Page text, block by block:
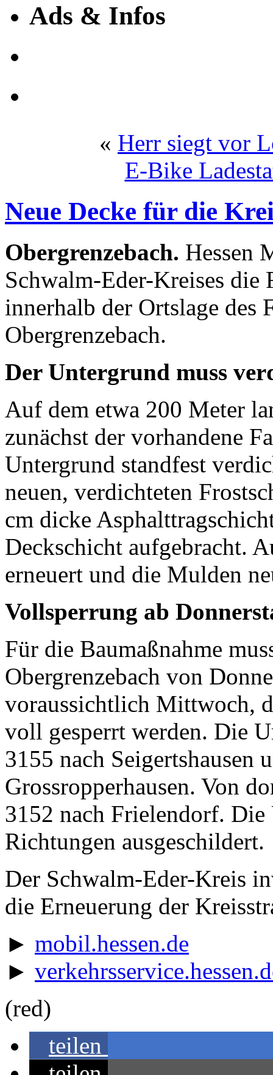
Ads & Infos
« Herr siegt vor
E-Bike
Neue Decke für die
Obergrenzebach. Hessen
Schwalm-Eder-Kreises die
innerhalb der Ortslage des
Obergrenzebach.
Der Untergrund muss
Auf dem etwa 200 Meter
zunächst der vorhandene
Untergrund standfest
neuen, verdichteten
cm dicke
Deckschicht aufgebracht.
erneuert und die Mulden
Vollsperrung ab
Für die Baumaßnahme
Obergrenzebach von
voraussichtlich Mittwoch,
voll gesperrt werden. Die
3155 nach Seigertshausen
Grossropperhausen. Von
3152 nach Frielendorf.
Richtungen ausgeschildert.
Der Schwalm-Eder-Kreis
die Erneuerung der
► mobil.hessen.de
►
(red)
teilen